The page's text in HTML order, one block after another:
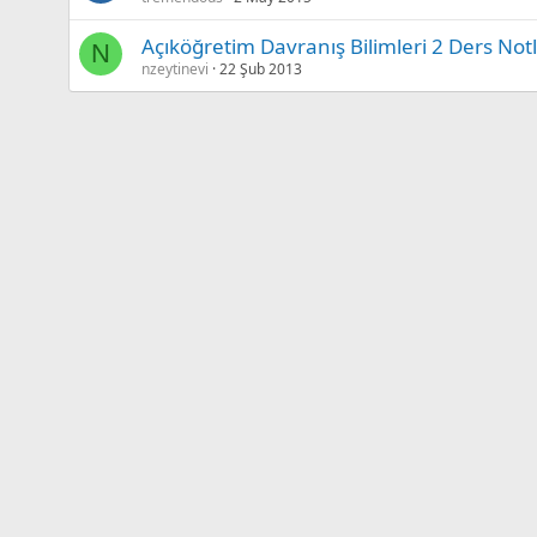
N Açıköğretim Davranış Bilimleri 2 Ders
nzeytinevi 22 Şub 2013